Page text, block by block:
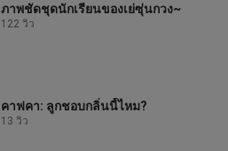
ภาพชัดชุดนักเรียนของเย่ซุ่นกวง~
122 วิว
คาฟคา: ลูกชอบกลิ่นนี้ไหม?
13 วิว